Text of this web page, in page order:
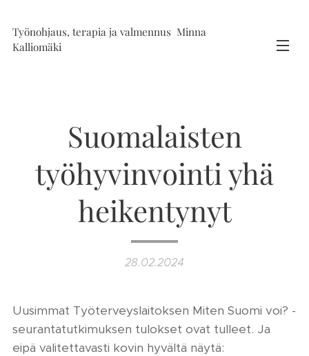
Työnohjaus, terapia ja valmennus Minna
Kalliomäki
Suomalaisten
työhyvinvointi yhä
heikentynyt
28.02.2024
Uusimmat Työterveyslaitoksen Miten Suomi voi? -
seurantatutkimuksen tulokset ovat tulleet. Ja
eipä valitettavasti kovin hyvältä näytä: